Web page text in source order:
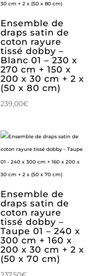
Ensemble de
draps satin de
coton rayure
tissé dobby –
Blanc 01 – 230 x
270 cm + 150 x
200 x 30 cm + 2 x
(50 x 80 cm)
239,00€
Ensemble de
draps satin de
coton rayure
tissé dobby –
Taupe 01 – 240 x
300 cm + 160 x
200 x 30 cm + 2 x
(50 x 70 cm)